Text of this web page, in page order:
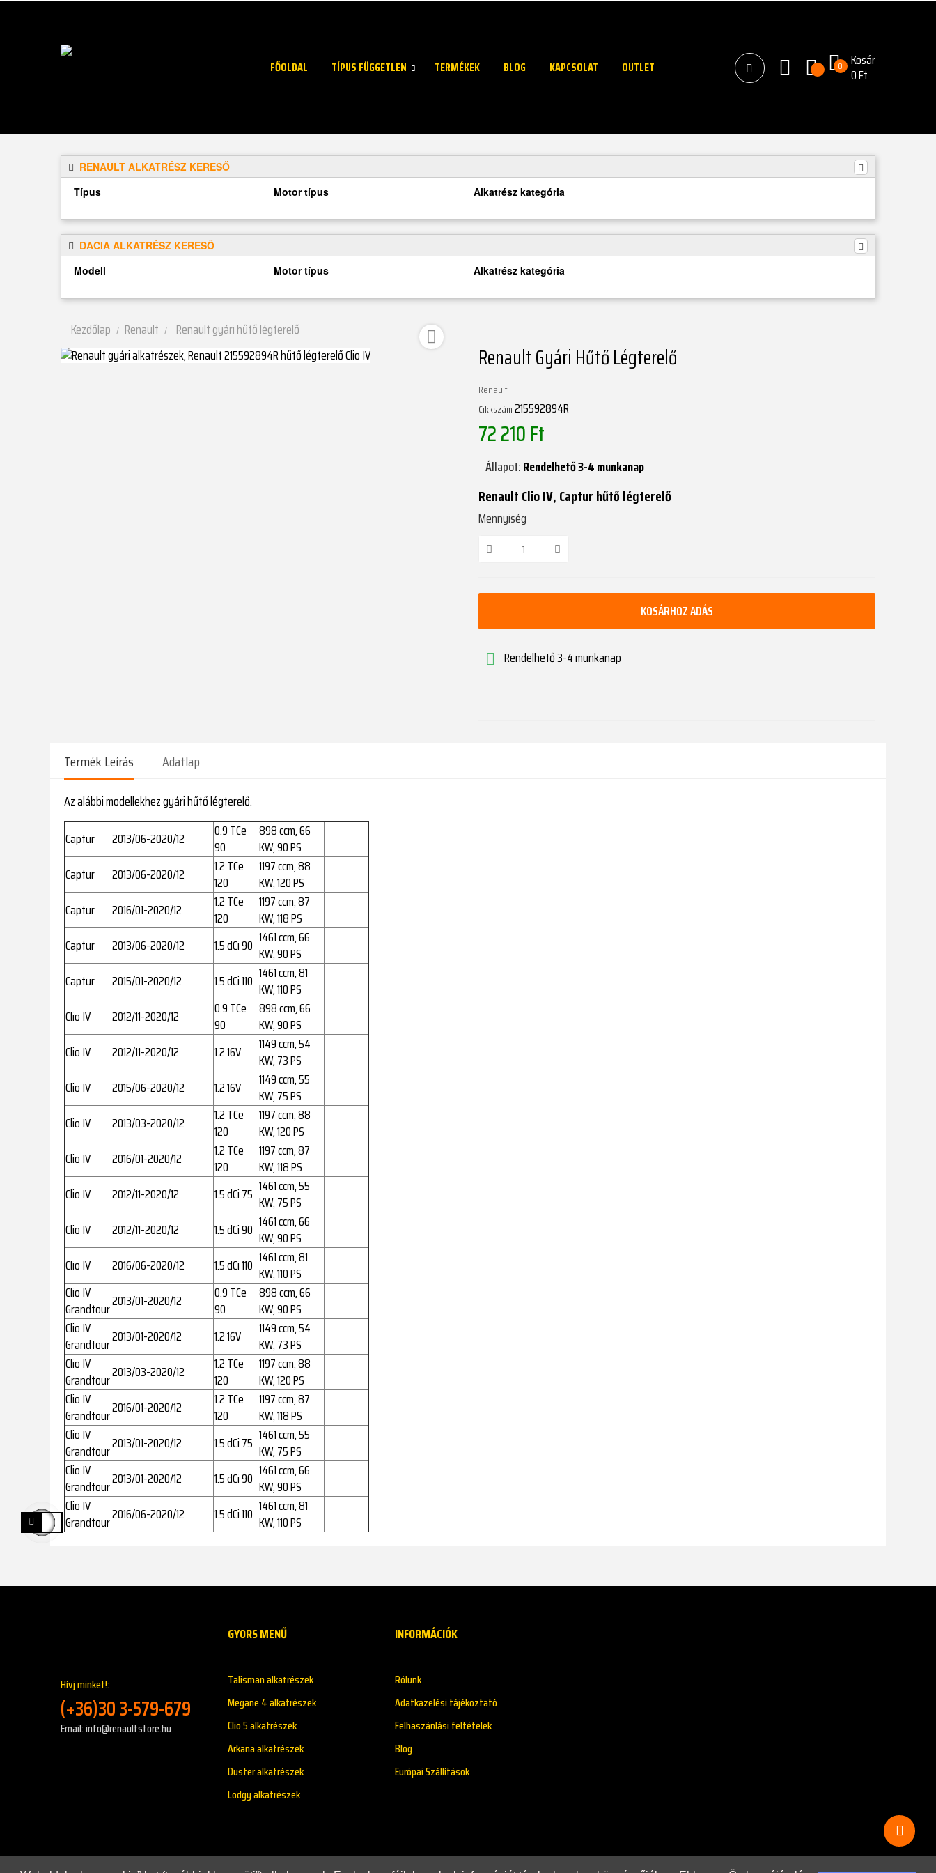
FŐOLDAL TÍPUS FÜGGETLEN TERMÉKEK BLOG KAPCSOLAT OUTLET 0 Kosár
0 Ft
RENAULT ALKATRÉSZ KERESŐ
Típus
Motor típus Alkatrész kategória
DACIA ALKATRÉSZ KERESŐ
Modell
Motor típus Alkatrész kategória
Kezdőlap Renault Renault gyári hűtő légterelő 
Renault Gyári Hűtő Légterelő
Renault
Cikkszám215592894R
72 210 Ft
Állapot:Rendelhető 3-4 munkanap
Renault Clio IV, Captur hűtő légterelő
Mennyiség
KOSÁRHOZ ADÁS
 Rendelhető 3-4 munkanap
Termék Leírás Adatlap
Az alábbi modellekhez gyári hűtő légterelő.
Captur
2013/06-2020/12
0.9 TCe
90
898 ccm, 66
KW, 90 PS
Captur
2013/06-2020/12
1.2 TCe
120
1197 ccm, 88
KW, 120 PS
Captur
2016/01-2020/12
1.2 TCe
120
1197 ccm, 87
KW, 118 PS
Captur
2013/06-2020/12 1.5 dCi 90 1461 ccm, 66
KW, 90 PS
Captur
2015/01-2020/12 1.5 dCi 110 1461 ccm, 81
KW, 110 PS
Clio IV
2012/11-2020/12
0.9 TCe
90
898 ccm, 66
KW, 90 PS
Clio IV
2012/11-2020/12 1.2 16V
1149 ccm, 54
KW, 73 PS
Clio IV
2015/06-2020/12 1.2 16V
1149 ccm, 55
KW, 75 PS
Clio IV
2013/03-2020/12
1.2 TCe
120
1197 ccm, 88
KW, 120 PS
Clio IV
2016/01-2020/12
1.2 TCe
120
1197 ccm, 87
KW, 118 PS
Clio IV
2012/11-2020/12 1.5 dCi 75 1461 ccm, 55
KW, 75 PS
Clio IV
2012/11-2020/12 1.5 dCi 90 1461 ccm, 66
KW, 90 PS
Clio IV
2016/06-2020/12 1.5 dCi 110 1461 ccm, 81
KW, 110 PS
Clio IV
Grandtour2013/01-2020/12
0.9 TCe
90
898 ccm, 66
KW, 90 PS
Clio IV
Grandtour2013/01-2020/12 1.2 16V
1149 ccm, 54
KW, 73 PS
Clio IV
Grandtour2013/03-2020/12
1.2 TCe
120
1197 ccm, 88
KW, 120 PS
Clio IV
Grandtour2016/01-2020/12
1.2 TCe
120
1197 ccm, 87
KW, 118 PS
Clio IV
Grandtour2013/01-2020/12 1.5 dCi 75 1461 ccm, 55
KW, 75 PS
Clio IV
Grandtour2013/01-2020/12 1.5 dCi 90 1461 ccm, 66
KW, 90 PS
Clio IV
Grandtour2016/06-2020/12 1.5 dCi 110 1461 ccm, 81
KW, 110 PS
Hívj minket!:
(+36)30 3-579-679
Email: info@renaultstore.hu
GYORS MENŰ
Talisman alkatrészek
Megane 4 alkatrészek
Clio 5 alkatrészek
Arkana alkatrészek
Duster alkatrészek
Lodgy alkatrészek
INFORMÁCIÓK
Rólunk
Adatkazelési tájékoztató
Felhaszánlási feltételek
Blog
Európai Szállítások